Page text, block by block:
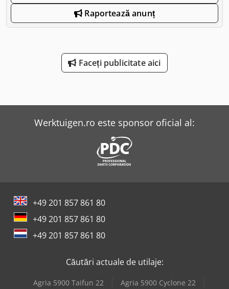
Raportează anunț
Faceți publicitate aici
Werktuigen.ro este sponsor oficial al:
+49 201 857 861 80
+49 201 857 861 80
+49 201 857 861 80
Căutări actuale de utilaje:
Agria 5900 Taifun 22
Agria 5900 Cyclone 22